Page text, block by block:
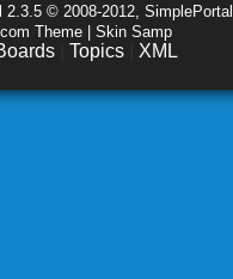
2.3.5 © 2008-2012, SimplePortal
Theme | Skin Samp
Topics XML